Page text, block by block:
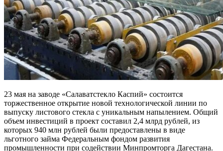
23 мая на заводе «Салаватстекло Каспий» состоится
торжественное открытие новой технологической линии по
выпуску листового стекла с уникальным напылением. Общий
объем инвестиций в проект составил 2,4 млрд рублей, из
которых 940 млн рублей были предоставлены в виде
льготного займа Федеральным фондом развития
промышленности при содействии Минпромторга Дагестана.